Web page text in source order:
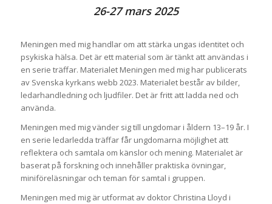
26-27 mars 2025
Meningen med mig handlar om att stärka ungas identitet och
psykiska hälsa. Det är ett material som är tänkt att användas i
en serie träffar. Materialet Meningen med mig har publicerats
av Svenska kyrkans webb 2023. Materialet består av bilder,
ledarhandledning och ljudfiler. Det är fritt att ladda ned och
använda.
Meningen med mig vänder sig till ungdomar i åldern 13–19 år. I
en serie ledarledda träffar får ungdomarna möjlighet att
reflektera och samtala om känslor och mening. Materialet är
baserat på forskning och innehåller praktiska övningar,
miniföreläsningar och teman för samtal i gruppen.
Meningen med mig är utformat av doktor Christina Lloyd i